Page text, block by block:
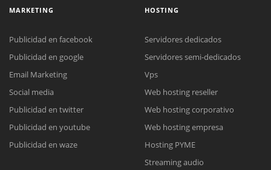
Reunión online
Meet para la reunión online.
Cotización
Chat Online
Todos nuestros ejecutivos están fuera de línea. Complete el formulario
MARKETING
Publicidad en facebook
Publicidad en google
Email Marketing
Social media
Publicidad en twitter
Publicidad en youtube
Publicidad en waze
HOSTING
Servidores dedicados
Servidores semi-dedicados
Vps
Web hosting reseller
Web hosting corporativo
Web hosting empresa
Hosting PYME
Streaming audio